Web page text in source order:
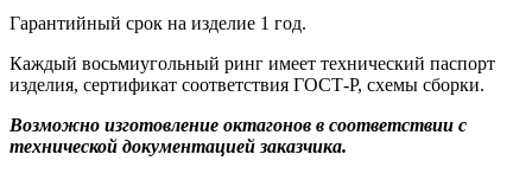
Гарантийный срок на изделие 1 год.
Каждый восьмиугольный ринг имеет технический паспорт
изделия, сертификат соответствия ГОСТ-Р, схемы сборки.
Возможно изготовление октагонов в соответствии с
технической документацией заказчика.